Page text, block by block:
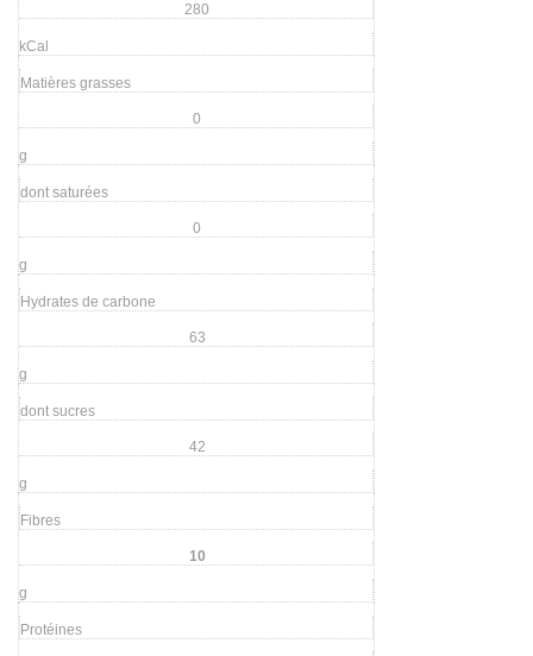
280
kCal
Matières grasses
0
g
dont saturées
0
g
Hydrates de carbone
63
g
dont sucres
42
g
Fibres
10
g
Protéines